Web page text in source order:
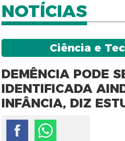
NOTÍCIAS
Ciência e
DEMÊNCIA PODE
IDENTIFICADA
INFÂNCIA, DIZ